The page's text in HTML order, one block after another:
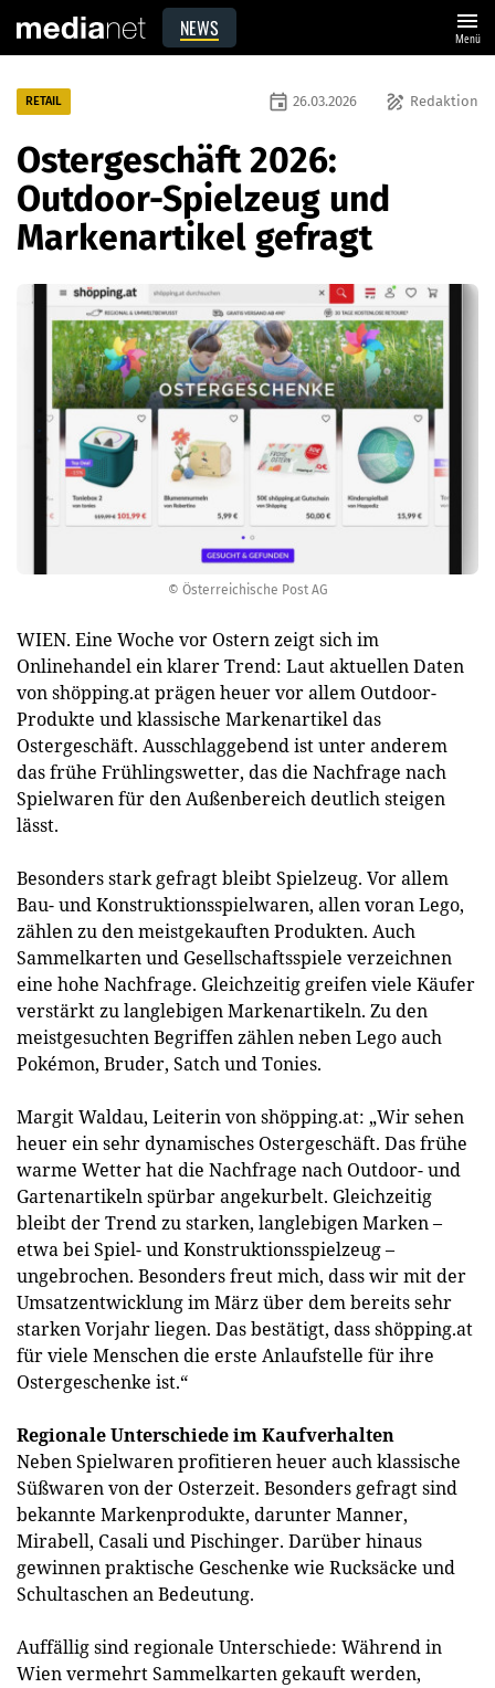
NEWS menu
Menü
© Österreichische Post AG
RETAIL draw Redaktion
event 26.03.2026
Ostergeschäft 2026:
Outdoor-Spielzeug und
Markenartikel gefragt
WIEN. Eine Woche vor Ostern zeigt sich im
Onlinehandel ein klarer Trend: Laut aktuellen Daten
von shöpping.at prägen heuer vor allem Outdoor-
Produkte und klassische Markenartikel das
Ostergeschäft. Ausschlaggebend ist unter anderem
das frühe Frühlingswetter, das die Nachfrage nach
Spielwaren für den Außenbereich deutlich steigen
lässt.
Besonders stark gefragt bleibt Spielzeug. Vor allem
Bau- und Konstruktionsspielwaren, allen voran Lego,
zählen zu den meistgekauften Produkten. Auch
Sammelkarten und Gesellschaftsspiele verzeichnen
eine hohe Nachfrage. Gleichzeitig greifen viele Käufer
verstärkt zu langlebigen Markenartikeln. Zu den
meistgesuchten Begriffen zählen neben Lego auch
Pokémon, Bruder, Satch und Tonies.
Margit Waldau, Leiterin von shöpping.at: „Wir sehen
heuer ein sehr dynamisches Ostergeschäft. Das frühe
warme Wetter hat die Nachfrage nach Outdoor- und
Gartenartikeln spürbar angekurbelt. Gleichzeitig
bleibt der Trend zu starken, langlebigen Marken –
etwa bei Spiel- und Konstruktionsspielzeug –
ungebrochen. Besonders freut mich, dass wir mit der
Umsatzentwicklung im März über dem bereits sehr
starken Vorjahr liegen. Das bestätigt, dass shöpping.at
für viele Menschen die erste Anlaufstelle für ihre
Ostergeschenke ist.“
Regionale Unterschiede im Kaufverhalten
Neben Spielwaren profitieren heuer auch klassische
Süßwaren von der Osterzeit. Besonders gefragt sind
bekannte Markenprodukte, darunter Manner,
Mirabell, Casali und Pischinger. Darüber hinaus
gewinnen praktische Geschenke wie Rucksäcke und
Schultaschen an Bedeutung.
Auffällig sind regionale Unterschiede: Während in
Wien vermehrt Sammelkarten gekauft werden,